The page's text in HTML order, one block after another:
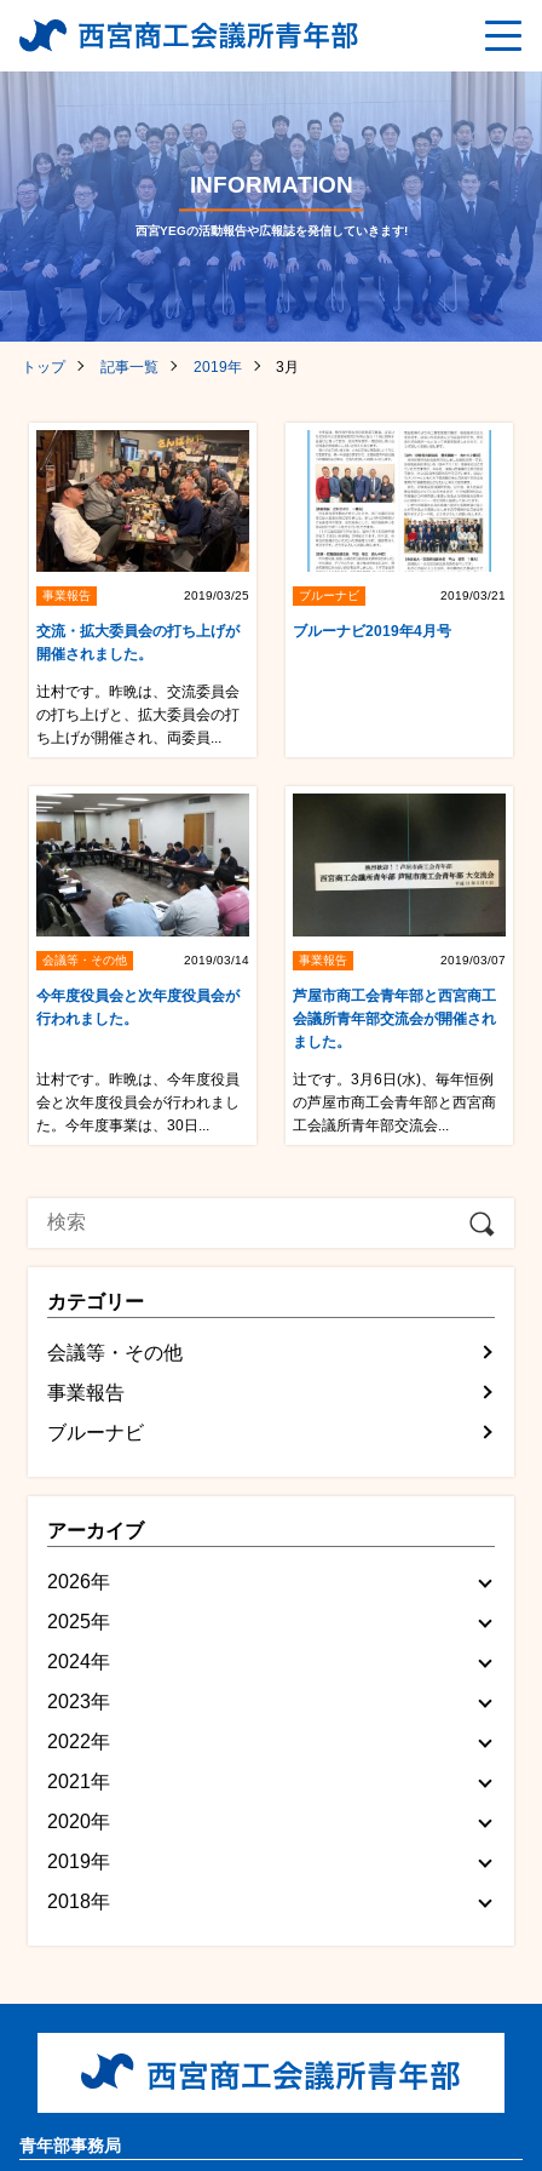
INFORMATION
西宮YEGの活動報告や広報誌を発信していきます!
トップ 記事一覧 2019年 3月
事業報告 2019/03/25
交流・拡大委員会の打ち上げが
開催されました。
辻村です。昨晩は、交流委員会
の打ち上げと、拡大委員会の打
ち上げが開催され、両委員...
ブルーナビ 2019/03/21
ブルーナビ2019年4月号
会議等・その他 2019/03/14
今年度役員会と次年度役員会が
行われました。
辻村です。昨晩は、今年度役員
会と次年度役員会が行われまし
た。今年度事業は、30日...
事業報告 2019/03/07
芦屋市商工会青年部と西宮商工
会議所青年部交流会が開催され
ました。
辻です。3月6日(水)、毎年恒例
の芦屋市商工会青年部と西宮商
工会議所青年部交流会...
カテゴリー
会議等・その他
事業報告
ブルーナビ
アーカイブ
2026年
2025年
2024年
2023年
2022年
2021年
2020年
2019年
2018年
青年部事務局